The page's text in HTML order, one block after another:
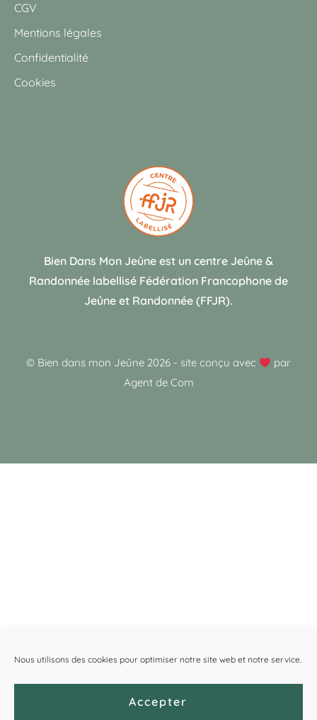
Nous utilisons des cookies pour optimiser notre site web et notre service.
Accepter
CGV
Mentions légales
Confidentialité
Cookies
Bien Dans Mon Jeûne est un centre Jeûne &
Randonnée labellisé Fédération Francophone de
Jeûne et Randonnée (FFJR).
© Bien dans mon Jeûne 2026- site conçu avec
par
Agent de Com